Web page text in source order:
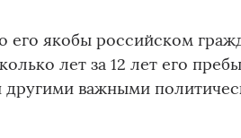
его якобы российском
лет за 12 лет его
важными